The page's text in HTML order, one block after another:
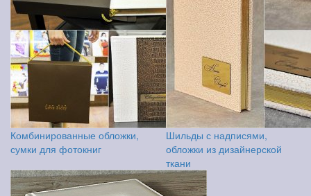
Комбинированные обложки,
сумки для фотокниг
Шильды с надписями,
обложки из дизайнерской
ткани